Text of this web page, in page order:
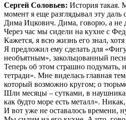
Сергей Соловьев: История такая.
момент я еще разглядывал эту
Дима Ицкович. Дима, говорю, а не
Через час мы сидели на кухне с
Кажется, я всю жизнь его знал,
Я предложил ему сделать для
необъятным», закольцованный
Теперь об этом страшно подумать,
тетради». Мне виделась главная
который возможно кругом; о
Шли месяцы – сутками, в
как будто море есть металл».
И вот уже не оставалось времени,